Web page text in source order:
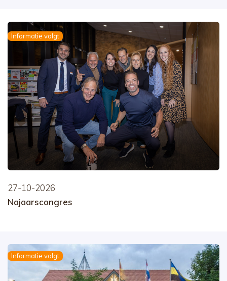
Informatie volgt
27-10-2026
Najaarscongres
Informatie volgt